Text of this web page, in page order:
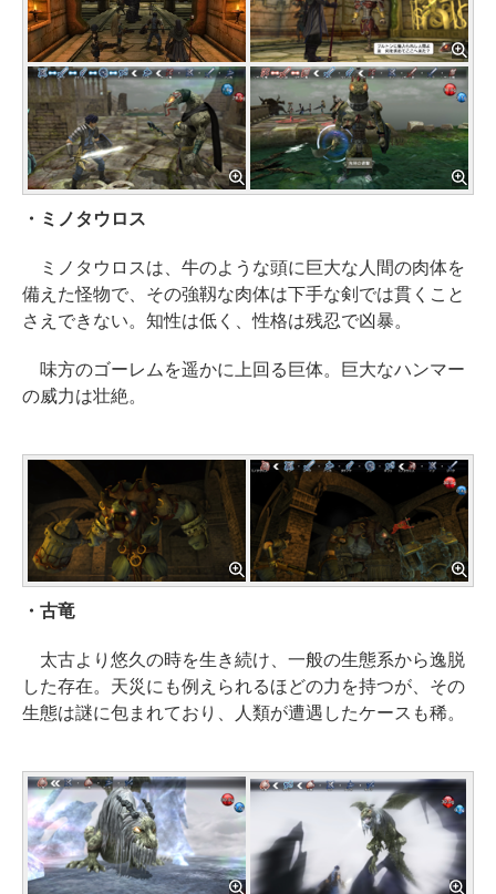
・ミノタウロス
ミノタウロスは、牛のような頭に巨大な人間の肉体を
備えた怪物で、その強靱な肉体は下手な剣では貫くこと
さえできない。知性は低く、性格は残忍で凶暴。
味方のゴーレムを遥かに上回る巨体。巨大なハンマー
の威力は壮絶。
・古竜
太古より悠久の時を生き続け、一般の生態系から逸脱
した存在。天災にも例えられるほどの力を持つが、その
生態は謎に包まれており、人類が遭遇したケースも稀。